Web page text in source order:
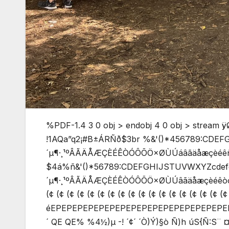
%PDF-1.4 3 0 obj > endobj 4 0 obj > stream
!1AQa”q2¡#B±ÁRÑð$3br
(¢ (¢ (¢ (¢ (¢ (¢ (¢ (¢ (¢ (¢ (¢ (¢ (¢ (¢ (¢ (¢ (¢
´ QE QE% %4½)µ -! ´¢´ ´Ò)Ý)§ò Ñ)h úS{Ñ:S¨ ¤